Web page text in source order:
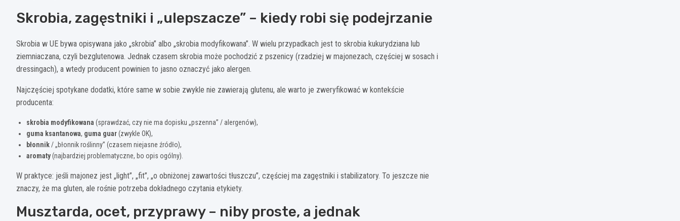
Skrobia, zagęstniki i „ulepszacze” – kiedy robi się podejrzanie
Skrobia w UE bywa opisywana jako „skrobia” albo „skrobia modyfikowana”. W wielu przypadkach jest to skrobia kukurydziana lub
ziemniaczana, czyli bezglutenowa. Jednak czasem skrobia może pochodzić z pszenicy (rzadziej w majonezach, częściej w sosach i
dressingach), a wtedy producent powinien to jasno oznaczyć jako alergen.
Najczęściej spotykane dodatki, które same w sobie zwykle nie zawierają glutenu, ale warto je zweryfikować w kontekście
producenta:
skrobia modyfikowana (sprawdzać, czy nie ma dopisku „pszenna” / alergenów),
guma ksantanowa, guma guar(zwykle OK),
błonnik/ „błonnik roślinny” (czasem niejasne źródło),
aromaty(najbardziej problematyczne, bo opis ogólny).
W praktyce: jeśli majonez jest „light”, „fit”, „o obniżonej zawartości tłuszczu”, częściej ma zagęstniki i stabilizatory. To jeszcze nie
znaczy, że ma gluten, ale rośnie potrzeba dokładnego czytania etykiety.
Musztarda, ocet, przyprawy – niby proste, a jednak